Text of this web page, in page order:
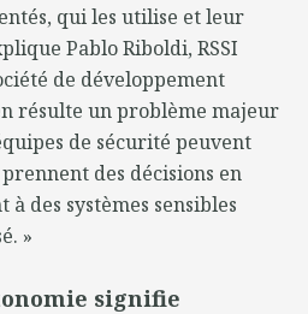
qui les utilise et leur
Pablo Riboldi, RSSI
de développement
résulte un problème majeur
de sécurité peuvent
des décisions en
des systèmes sensibles
»
signifie